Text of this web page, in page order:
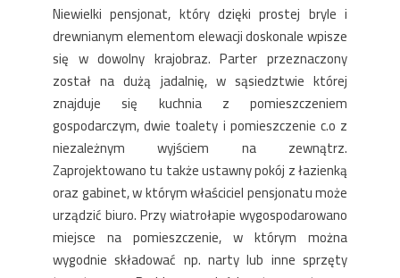
Niewielki pensjonat, który dzięki prostej bryle i
drewnianym elementom elewacji doskonale wpisze
się w dowolny krajobraz. Parter przeznaczony
został na dużą jadalnię, w sąsiedztwie której
znajduje się kuchnia z pomieszczeniem
gospodarczym, dwie toalety i pomieszczenie c.o z
niezależnym wyjściem na zewnątrz.
Zaprojektowano tu także ustawny pokój z łazienką
oraz gabinet, w którym właściciel pensjonatu może
urządzić biuro. Przy wiatrołapie wygospodarowano
miejsce na pomieszczenie, w którym można
wygodnie składować np. narty lub inne sprzęty